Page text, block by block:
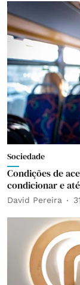
Sociedade
Condições de
condicionar e
David Pereira